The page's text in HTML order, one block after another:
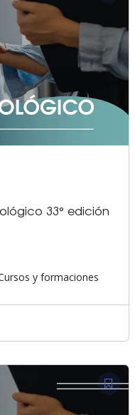
33° edición
y formaciones